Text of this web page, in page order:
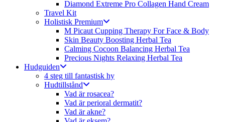
Diamond Extreme Pro Collagen Hand Cream
Travel Kit
Holistisk Premium
M Picaut Cupping Therapy For Face & Body
Skin Beauty Boosting Herbal Tea
Calming Cocoon Balancing Herbal Tea
Precious Nights Relaxing Herbal Tea
Hudguiden
4 steg till fantastisk hy
Hudtillstånd
Vad är rosacea?
Vad är perioral dermatit?
Vad är akne?